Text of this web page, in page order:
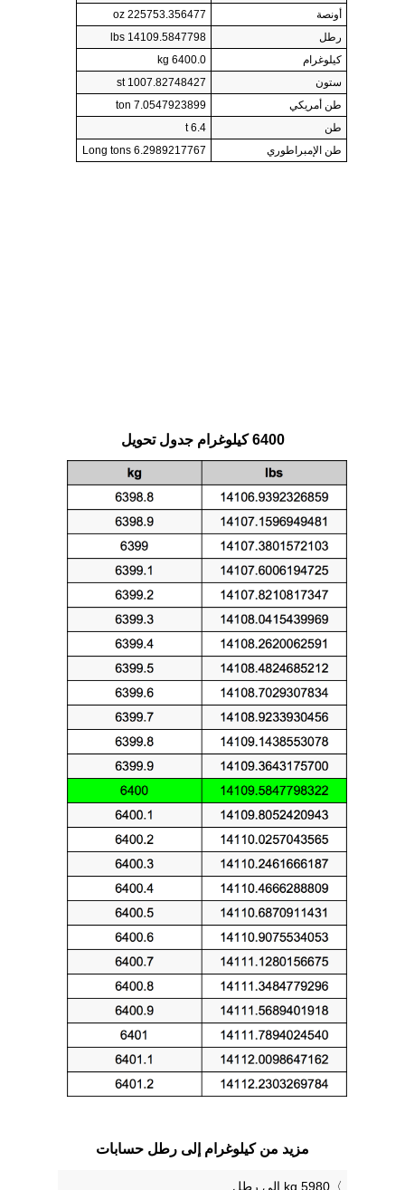
أونصة
225753.356477 oz
رطل
14109.5847798 lbs
كيلوغرام
6400.0 kg
ستون
1007.82748427 st
طن أمريكي
7.0547923899 ton
طن
6.4 t
طن الإمبراطوري
6.2989217767 Long tons
6400 كيلوغرام جدول تحويل
مزيد من كيلوغرام إلى رطل حسابات
5980 kg إلى رطل